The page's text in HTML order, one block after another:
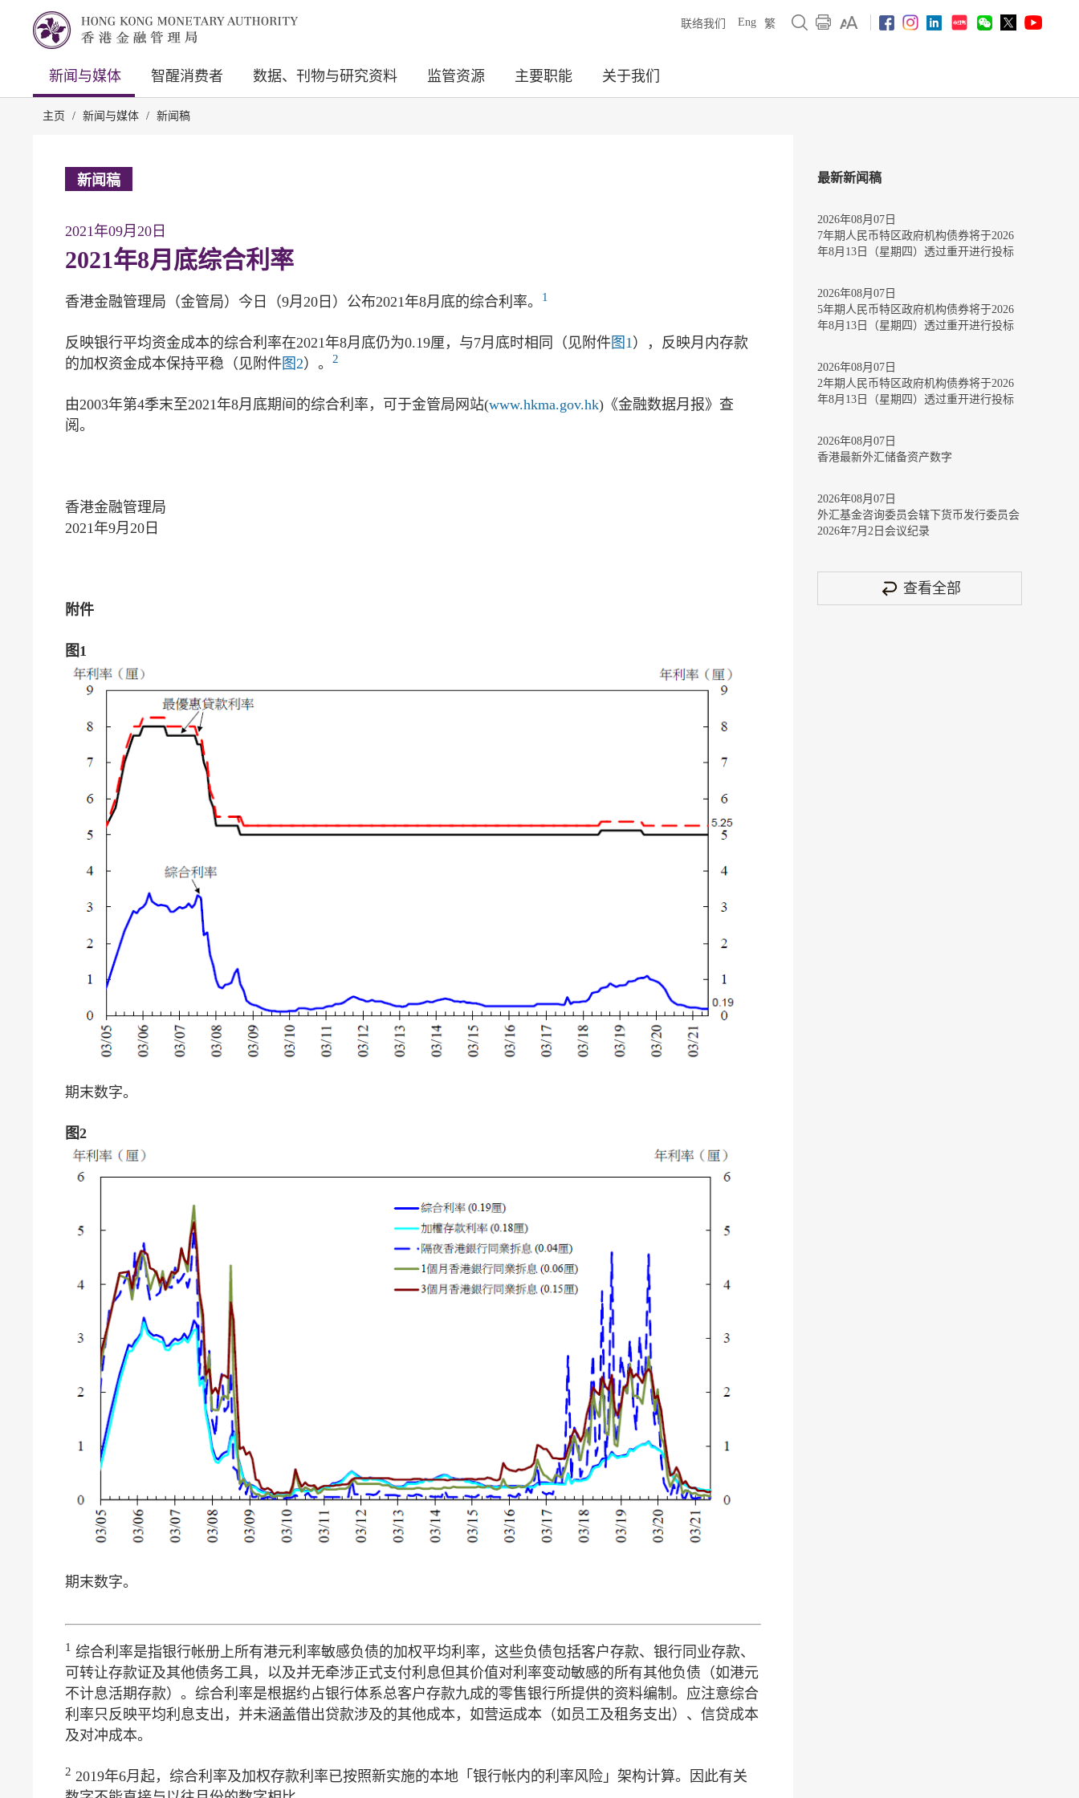
联络我们 Eng 繁
新闻与媒体 智醒消费者 数据、刊物与研究资料 监管资源 主要职能 关于我们
主页 / 新闻与媒体 / 新闻稿
新闻稿
2021年09月20日
2021年8月底综合利率
香港金融管理局（金管局）今日（9月20日）公布2021年8月底的综合利率。 1
反映银行平均资金成本的综合利率在2021年8月底仍为0.19厘，与7月底时相同（见附件图1 ），反映月内存款
的加权资金成本保持平稳（见附件图2）。 2
由2003年第4季末至2021年8月底期间的综合利率，可于金管局网站(www.hkma.gov.hk)《金融数据月报》查
阅。
香港金融管理局
2021年9月20日
附件
图1
期末数字。
图2
期末数字。
1 综合利率是指银行帐册上所有港元利率敏感负债的加权平均利率，这些负债包括客户存款、银行同业存款、
可转让存款证及其他债务工具，以及并无牵涉正式支付利息但其价值对利率变动敏感的所有其他负债（如港元
不计息活期存款）。综合利率是根据约占银行体系总客户存款九成的零售银行所提供的资料编制。应注意综合
利率只反映平均利息支出，并未涵盖借出贷款涉及的其他成本，如营运成本（如员工及租务支出）、信贷成本
及对冲成本。
2 2019年6月起，综合利率及加权存款利率已按照新实施的本地「银行帐内的利率风险」架构计算。因此有关
最新新闻稿
2026年08月07日
7年期人民币特区政府机构债券将于2026
年8月13日（星期四）透过重开进行投标
2026年08月07日
5年期人民币特区政府机构债券将于2026
年8月13日（星期四）透过重开进行投标
2026年08月07日
2年期人民币特区政府机构债券将于2026
年8月13日（星期四）透过重开进行投标
2026年08月07日
香港最新外汇储备资产数字
2026年08月07日
外汇基金咨询委员会辖下货币发行委员会
2026年7月2日会议纪录
查看全部